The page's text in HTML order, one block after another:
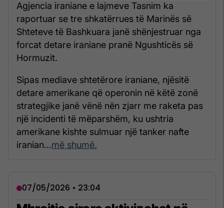
Agjencia iraniane e lajmeve Tasnim ka
raportuar se tre shkatërrues të Marinës së
Shteteve të Bashkuara janë shënjestruar nga
forcat detare iraniane pranë Ngushticës së
Hormuzit.
Sipas mediave shtetërore iraniane, njësitë
detare amerikane që operonin në këtë zonë
strategjike janë vënë nën zjarr me raketa pas
një incidenti të mëparshëm, ku ushtria
amerikane kishte sulmuar një tanker nafte
iranian...më shumë.
07/05/2026 • 23:04